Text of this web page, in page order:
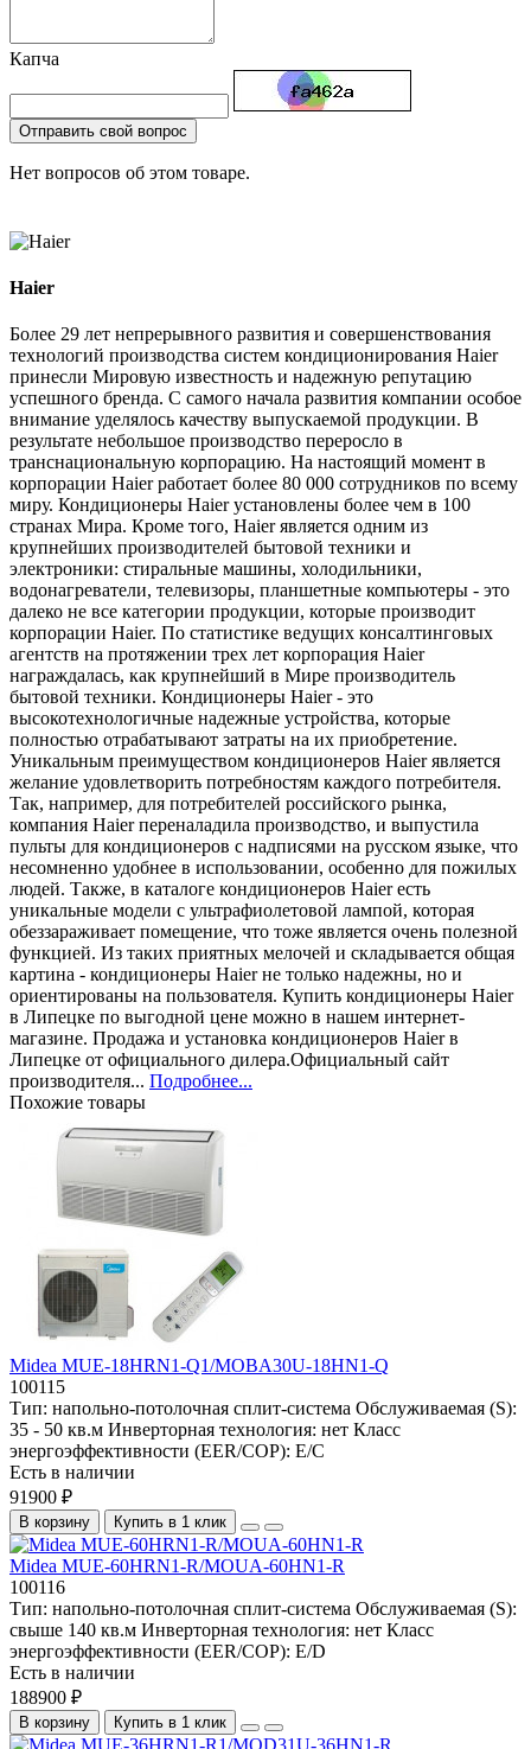
Капча
Отправить свой вопрос
Нет вопросов об этом товаре.
Haier
Более 29 лет непрерывного развития и совершенствования
технологий производства систем кондиционирования Haier
принесли Мировую известность и надежную репутацию
успешного бренда. С самого начала развития компании особое
внимание уделялось качеству выпускаемой продукции. В
результате небольшое производство переросло в
транснациональную корпорацию. На настоящий момент в
корпорации Haier работает более 80 000 сотрудников по всему
миру. Кондиционеры Haier установлены более чем в 100
странах Мира. Кроме того, Haier является одним из
крупнейших производителей бытовой техники и
электроники: стиральные машины, холодильники,
водонагреватели, телевизоры, планшетные компьютеры - это
далеко не все категории продукции, которые производит
корпорации Haier. По статистике ведущих консалтинговых
агентств на протяжении трех лет корпорация Haier
награждалась, как крупнейший в Мире производитель
бытовой техники. Кондиционеры Haier - это
высокотехнологичные надежные устройства, которые
полностью отрабатывают затраты на их приобретение.
Уникальным преимуществом кондиционеров Haier является
желание удовлетворить потребностям каждого потребителя.
Так, например, для потребителей российского рынка,
компания Haier переналадила производство, и выпустила
пульты для кондиционеров с надписями на русском языке, что
несомненно удобнее в использовании, особенно для пожилых
людей. Также, в каталоге кондиционеров Haier есть
уникальные модели с ультрафиолетовой лампой, которая
обеззараживает помещение, что тоже является очень полезной
функцией. Из таких приятных мелочей и складывается общая
картина - кондиционеры Haier не только надежны, но и
ориентированы на пользователя. Купить кондиционеры Haier
в Липецке по выгодной цене можно в нашем интернет-
магазине. Продажа и установка кондиционеров Haier в
Липецке от официального дилера.Официальный сайт
производителя... Подробнее...
Похожие товары
Midea MUE-18HRN1-Q1/MOBA30U-18HN1-Q
100115
Тип: напольно-потолочная сплит-система Обслуживаемая (S):
35 - 50 кв.м Инверторная технология: нет Класс
энергоэффективности (EER/COP): E/C
Есть в наличии
91900 ₽
В корзину Купить в 1 клик
Midea MUE-60HRN1-R/MOUA-60HN1-R
100116
Тип: напольно-потолочная сплит-система Обслуживаемая (S):
свыше 140 кв.м Инверторная технология: нет Класс
энергоэффективности (EER/COP): E/D
Есть в наличии
188900 ₽
В корзину Купить в 1 клик